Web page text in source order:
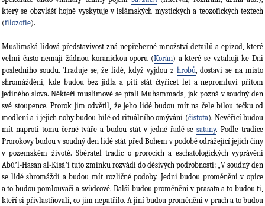
který se obzvlášť hojně vyskytuje v islámských mystických a teozofických textech
(filozofie).
Muslimská lidová představivost zná nepřeberné množství detailů a epizod, které
velmi často nemají žádnou koranickou oporu (Korán) a které se vztahují ke Dni
posledního soudu. Traduje se, že lidé, když vyjdou z hrobů, dostaví se na místo
shromáždění, kde budou bez jídla a pití stát čtyřicet let a nepromluví přitom
jediného slova. Někteří muslimové se ptali Muhammada, jak pozná v soudný den
své stoupence. Prorok jim odvětil, že jeho lidé budou mít na čele bílou tečku od
modlení a i jejich nohy budou bílé od rituálního omývání (čistota). Nevěřící budou
mít naproti tomu černé tváře a budou stát v jedné řadě sesatany. Podle tradice
Prorokovy budou v soudný den lidé stát před Bohem v podobě odrážející jejich činy
v pozemském životě. Sběratel tradic o prorocích a eschatologických vyprávění
Abúʼl-Hasan al-Kisáʼí tuto zmínku rozvádí do děsivých podrobností: „V soudný den
se lidé shromáždí a budou mít rozličné podoby. Jedni budou proměněni v opice
a to budou pomlouvači a svůdcové. Další budou proměněni v prasata a to budou ti,
kteří si přivlastňovali, co jim nepatřilo. A jiní budou proměněni v prach a to budou